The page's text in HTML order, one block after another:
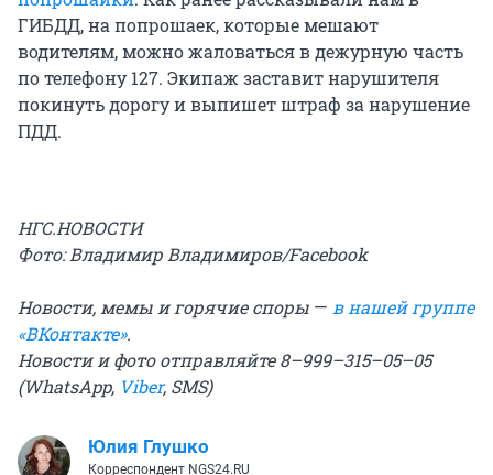
ГИБДД, на попрошаек, которые мешают
водителям, можно жаловаться в дежурную часть
по телефону 127. Экипаж заставит нарушителя
покинуть дорогу и выпишет штраф за нарушение
ПДД.
НГС.НОВОСТИ
Фото: Владимир Владимиров/Facebook
Новости, мемы и горячие споры — в нашей группе
«ВКонтакте».
Новости и фото отправляйте 8–999–315–05–05
(WhatsApp, Viber, SMS)
Юлия Глушко
Корреспондент NGS24.RU